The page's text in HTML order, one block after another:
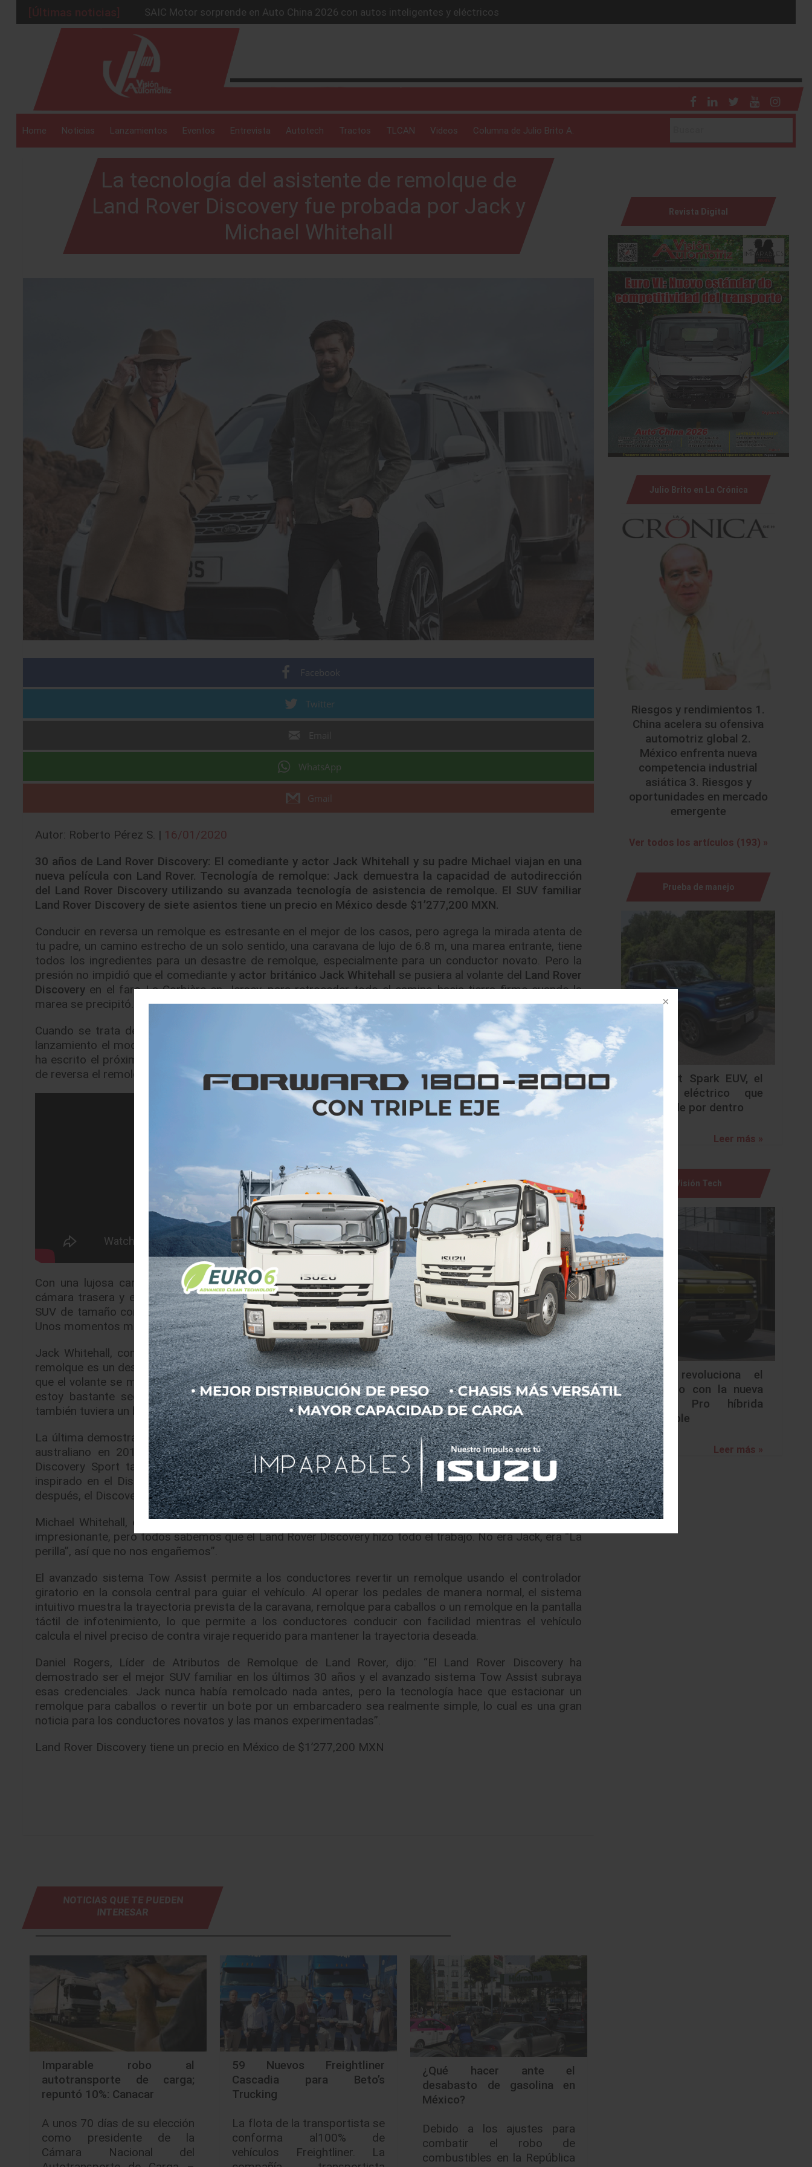
[Últimas noticias]
BMW Group alcanza los 2 millones de autos eléctricos y acelera su estrategia global
La Nissan Frontier V6 PRO-4X conquista la Ruta del Oso en México
Kia lanza en México el servicio “59 minutos o gratis” y sacude la postventa automotriz.
GAC sacude México con un SUV híbrido de más de 1,000 km
SAIC Motor sorprende en Auto China 2026 con autos inteligentes y eléctricos
Home Noticias Lanzamientos Eventos Entrevista Autotech Tractos TLCAN Videos Columna de Julio Brito A.
La tecnología del asistente de remolque de
Land Rover Discovery fue probada por Jack y
Michael Whitehall
Facebook
Twitter
WhatsApp
Gmail
Autor: Roberto Pérez S. | 16/01/2020
30 años de Land Rover Discovery: El comediante y actor Jack Whitehall y su padre Michael viajan en una
nueva película con Land Rover. Tecnología de remolque: Jack demuestra la capacidad de autodirección
del Land Rover Discovery utilizando su avanzada tecnología de asistencia de remolque. El SUV familiar
Land Rover Discovery de siete asientos tiene un precio en México desde $1’277,200 MXN.
Conducir en reversa un remolque es estresante en el mejor de los casos, pero agrega la mirada atenta de
tu padre, un camino estrecho de un solo sentido, una caravana de lujo de 6.8 m, una marea entrante, tiene
todos los ingredientes para un desastre de remolque, especialmente para un conductor novato. Pero la
presión no impidió que el comediante y actor británico Jack Whitehall se pusiera al volante del Land Rover
Discovery en el faro La Corbière en Jersey, para retroceder todo el camino hacia tierra firme cuando la
marea se precipitó.
Cuando se trata de remolcar, el SUV familiar de siete asientos ha liderado el camino desde que en su
lanzamiento el modelo original sacó un tren en el año 1989. Ahora, con su padre Michael alentando, Jack
ha escrito el próximo capítulo de la historia del remolque Discovery demostrando lo fácil que es conducir
de reversa el remolque con la ayuda avanzada de Tow Assist.
Con una lujosa caravana Airstream Missouri de 6.8 m de largo enganchada al Discovery, y usando la
cámara trasera y el controlador giratorio montado en el tablero para conducir, Jack navegó con éxito el
SUV de tamaño completo a lo largo de la calzada estrecha justo a tiempo para evitar la marea entrante.
Unos momentos más tarde, todo el tramo de 300m de camino privado estaba cubierto por las olas.
Jack Whitehall, comediante y actor, dijo: “Soy un novato en la conducción, por lo que retroceder sin un
remolque es un desafío, no importa hacerlo con una enorme caravana de lujo conectada. Fue divertido ver
que el volante se movía solo, ya que usé “La perilla” para dirigir. Sin la tecnología inteligente del Discovery,
estoy bastante seguro de que habríamos estado nadando de regreso a la costa, solo desearía que
también tuviera un botón de silencio para mi padre”.
La última demostración de remolque de la familia Discovery sigue un recorrido de 16 km por el desierto
australiano en 2017, tirando de un tren de carretera de 110 toneladas. El SUV compacto premium
Discovery Sport también arrastró un tren de 100 toneladas a través de un puente ferroviario suizo,
inspirado en el Discovery 1, que completó una hazaña similar en su lanzamiento en 1989. Treinta años
después, el Discovery sigue siendo el SUV familiar más versátil y capaz del mundo.
Michael Whitehall, el padre de Jack, dijo: “Ir de reversa a través de la calzada Corbière fue una hazaña
impresionante, pero todos sabemos que el Land Rover Discovery hizo todo el trabajo. No era Jack, era “La
perilla”, así que no nos engañemos”.
El avanzado sistema Tow Assist permite a los conductores revertir un remolque usando el controlador
giratorio en la consola central para guiar el vehículo. Al operar los pedales de manera normal, el sistema
intuitivo muestra la trayectoria prevista de la caravana, remolque para caballos o un remolque en la pantalla
táctil de infotenimiento, lo que permite a los conductores conducir con facilidad mientras el vehículo
calcula el nivel preciso de contra viraje requerido para mantener la trayectoria deseada.
Daniel Rogers, Líder de Atributos de Remolque de Land Rover, dijo: “El Land Rover Discovery ha
demostrado ser el mejor SUV familiar en los últimos 30 años y el avanzado sistema Tow Assist subraya
esas credenciales. Jack nunca había remolcado nada antes, pero la tecnología hace que estacionar un
remolque para caballos o revertir un bote por un embarcadero sea realmente simple, lo cual es una gran
noticia para los conductores novatos y las manos experimentadas”.
Land Rover Discovery tiene un precio en México de $1’277,200 MXN
NOTICIAS QUE TE PUEDEN
INTERESAR
Imparable robo al
autotransporte de carga;
repuntó 10%: Canacar
A unos 70 días de su elección
como presidente de la
Cámara Nacional del
59 Nuevos Freightliner
Cascadia para Beto’s
Trucking
La flota de la transportista se
conforma al100% de
vehículos Freightliner. La
¿Qué hacer ante el
desabasto de gasolina en
México?
Debido a los ajustes para
combatir el robo de
combustibles en la República
Revista Digital
Julio Brito en La Crónica
Riesgos y rendimientos 1.
China acelera su ofensiva
automotriz global 2.
México enfrenta nueva
competencia industrial
asiática 3. Riesgos y
oportunidades en mercado
emergente
Ver todos los artículos (193) »
Prueba de manejo
Chevrolet Spark EUV, el
urbano eléctrico que
sorprende por dentro
Leer más »
Visión Tech
Nissan revoluciona el
segmento con la nueva
Frontier Pro híbrida
enchufable
Leer más »